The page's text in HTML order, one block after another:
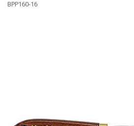
BPP160-16